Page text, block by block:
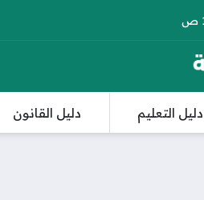
دليل التعليم دليل القانون